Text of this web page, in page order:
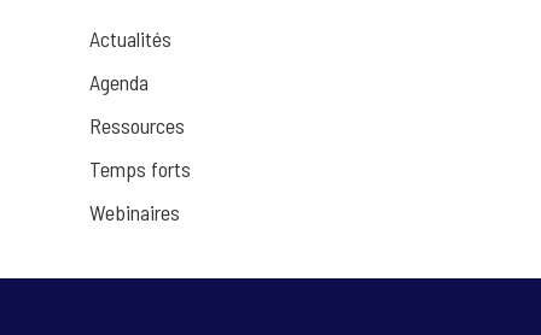
Actualités
Agenda
Ressources
Temps forts
Webinaires